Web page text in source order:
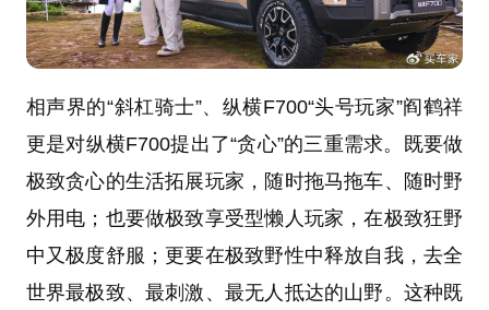
相声界的“斜杠骑士”、纵横F700“头号玩家”阎鹤祥
更是对纵横F700提出了“贪心”的三重需求。既要做
极致贪心的生活拓展玩家，随时拖马拖车、随时野
外用电；也要做极致享受型懒人玩家，在极致狂野
中又极度舒服；更要在极致野性中释放自我，去全
世界最极致、最刺激、最无人抵达的山野。这种既